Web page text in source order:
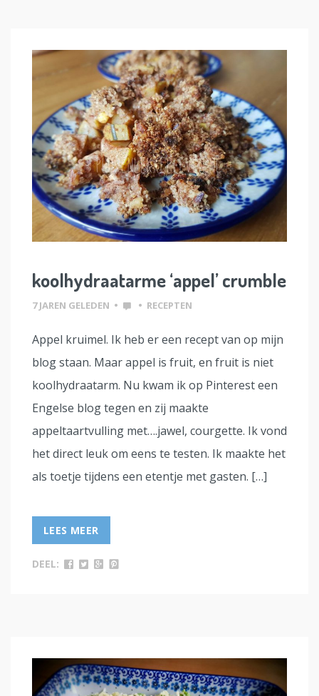
koolhydraatarme ‘appel’ crumble
7 JAREN GELEDEN • • RECEPTEN
Appel kruimel. Ik heb er een recept van op mijn
blog staan. Maar appel is fruit, en fruit is niet
koolhydraatarm. Nu kwam ik op Pinterest een
Engelse blog tegen en zij maakte
appeltaartvulling met….jawel, courgette. Ik vond
het direct leuk om eens te testen. Ik maakte het
als toetje tijdens een etentje met gasten. […]
LEES MEER
DEEL: